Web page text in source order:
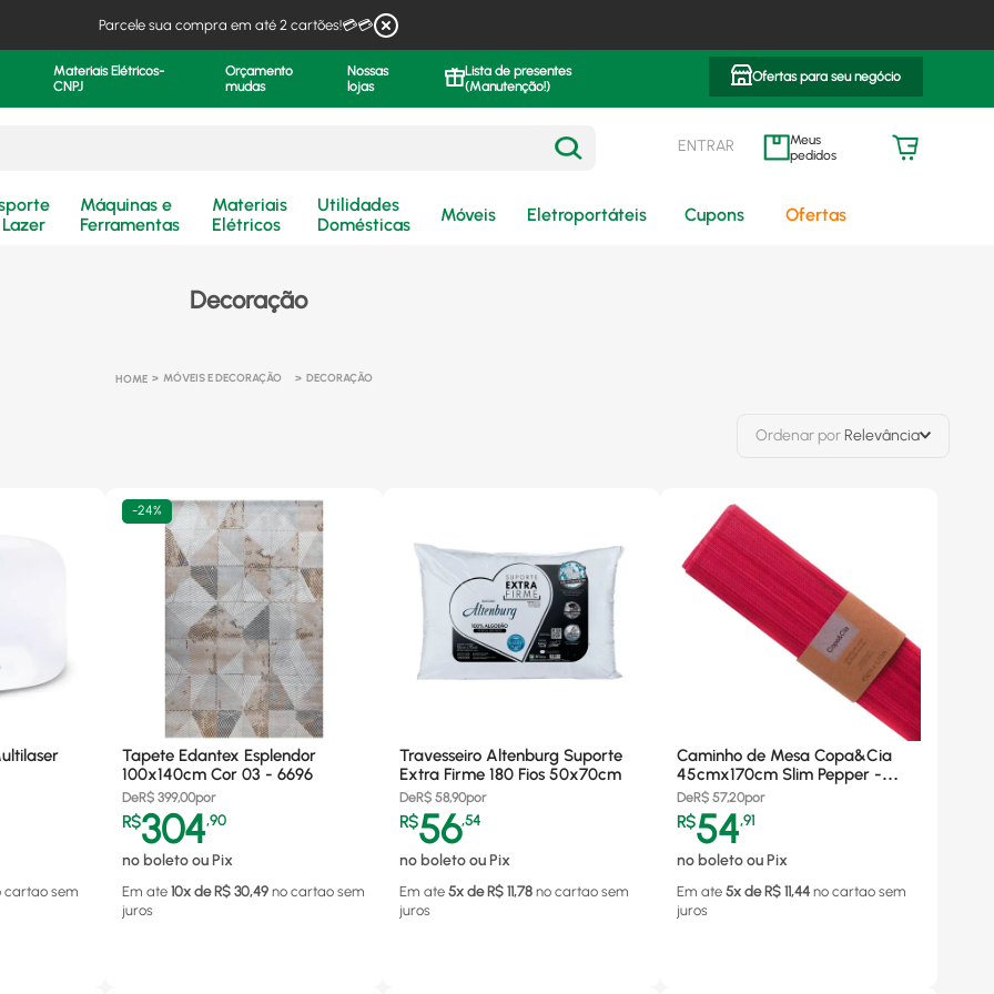
Parcele sua compra em até 2 cartões!💳💳
Materiais Elétricos-
CNPJ
Orçamento
mudas
Nossas
lojas
Lista de presentes
(Manutenção!)
Ofertas para seu negócio
ENTRAR meus pedidos
Máquinas e
Ferramentas
Materiais
Elétricos
Utilidades
Domésticas
Móveis Eletroportáteis Cupons Ofertas
Decoração
MÓVEIS E DECORAÇÃO DECORAÇÃO
Ordenar porRelevância
cartao sem
-24%
Tapete Edantex Esplendor
100x140cm Cor 03 - 6696
DeR$ 399,00por
R$304,90
no boleto ou Pix
Em ate 10x de R$ 30,49 no cartao sem
juros
Travesseiro Altenburg Suporte
Extra Firme 180 Fios 50x70cm
DeR$ 58,90por
R$56,54
no boleto ou Pix
Em ate 5x de R$ 11,78 no cartao sem
juros
Caminho de Mesa Copa&Cia
45cmx170cm Slim Pepper -
090262
DeR$ 57,20por
R$54,91
no boleto ou Pix
Em ate 5x de R$ 11,44 no cartao sem
juros